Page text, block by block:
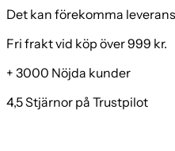
Det kan förekomma
Fri frakt vid köp över 999 kr.
+ 3000 Nöjda kunder
4,5 Stjärnor på Trustpilot